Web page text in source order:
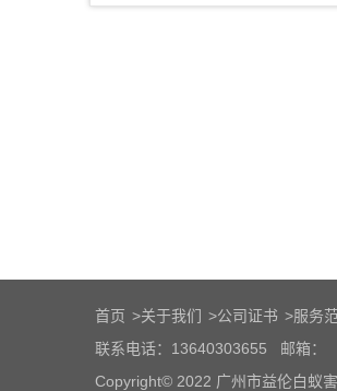
首页 >关于我们 >公司证书 >服务
联系电话：13640303655
邮箱：
Copyright© 2022 广州市益伦白蚁